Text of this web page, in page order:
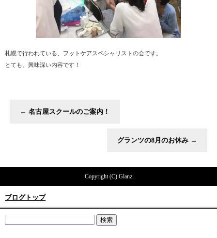
札幌で行われている、フットケアスペシャリストの会です。
とても、興味深い内容です！
← 名古屋スクールのご案内！
グランツの8月のお休み →
Copyright (C) Glanz
ブログトップ